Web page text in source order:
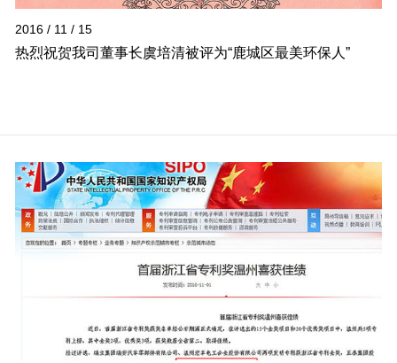
2016 / 11 / 15
热烈祝贺我司董事长虞培清被评为“鹿城区最美环保人”